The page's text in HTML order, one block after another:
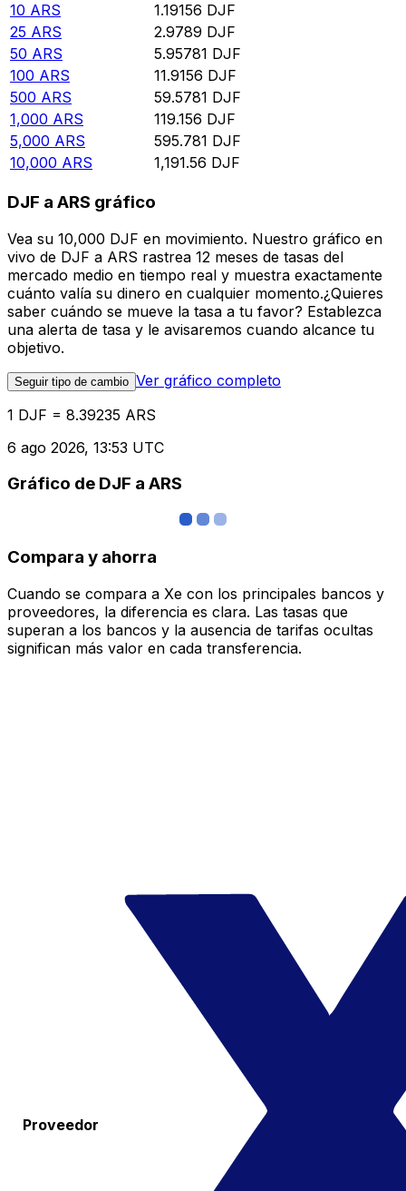
10 ARS 1.19156 DJF
25 ARS 2.9789 DJF
50 ARS 5.95781 DJF
100 ARS 11.9156 DJF
500 ARS 59.5781 DJF
1,000 ARS 119.156 DJF
5,000 ARS 595.781 DJF
10,000 ARS 1,191.56 DJF
DJF a ARS gráfico
Vea su 10,000 DJF en movimiento. Nuestro gráfico en
vivo de DJF a ARS rastrea 12 meses de tasas del
mercado medio en tiempo real y muestra exactamente
cuánto valía su dinero en cualquier momento.¿Quieres
saber cuándo se mueve la tasa a tu favor? Establezca
una alerta de tasa y le avisaremos cuando alcance tu
objetivo.
Seguir tipo de cambio Ver gráfico completo
1 DJF = 8.39235 ARS
6 ago 2026, 13:53 UTC
Gráfico de DJF a ARS
Compara y ahorra
Cuando se compara a Xe con los principales bancos y
proveedores, la diferencia es clara. Las tasas que
superan a los bancos y la ausencia de tarifas ocultas
significan más valor en cada transferencia.
Proveedor